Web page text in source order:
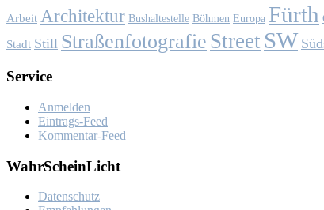
Arbeit Architektur Bushaltestelle Böhmen Europa Fürth
Stadt Still Straßenfotografie Street SW
Ser­vice
Anmelden
Eintrags-Feed
Kommentar-Feed
Wahr­Schein­Licht
Da­ten­schutz